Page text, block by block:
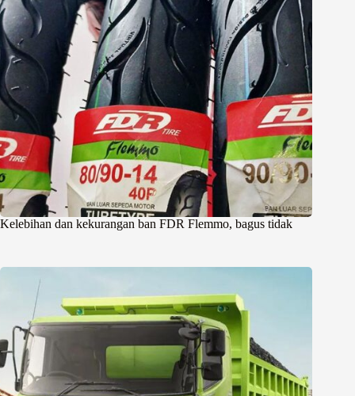
Kelebihan dan kekurangan ban FDR Flemmo, bagus tidak